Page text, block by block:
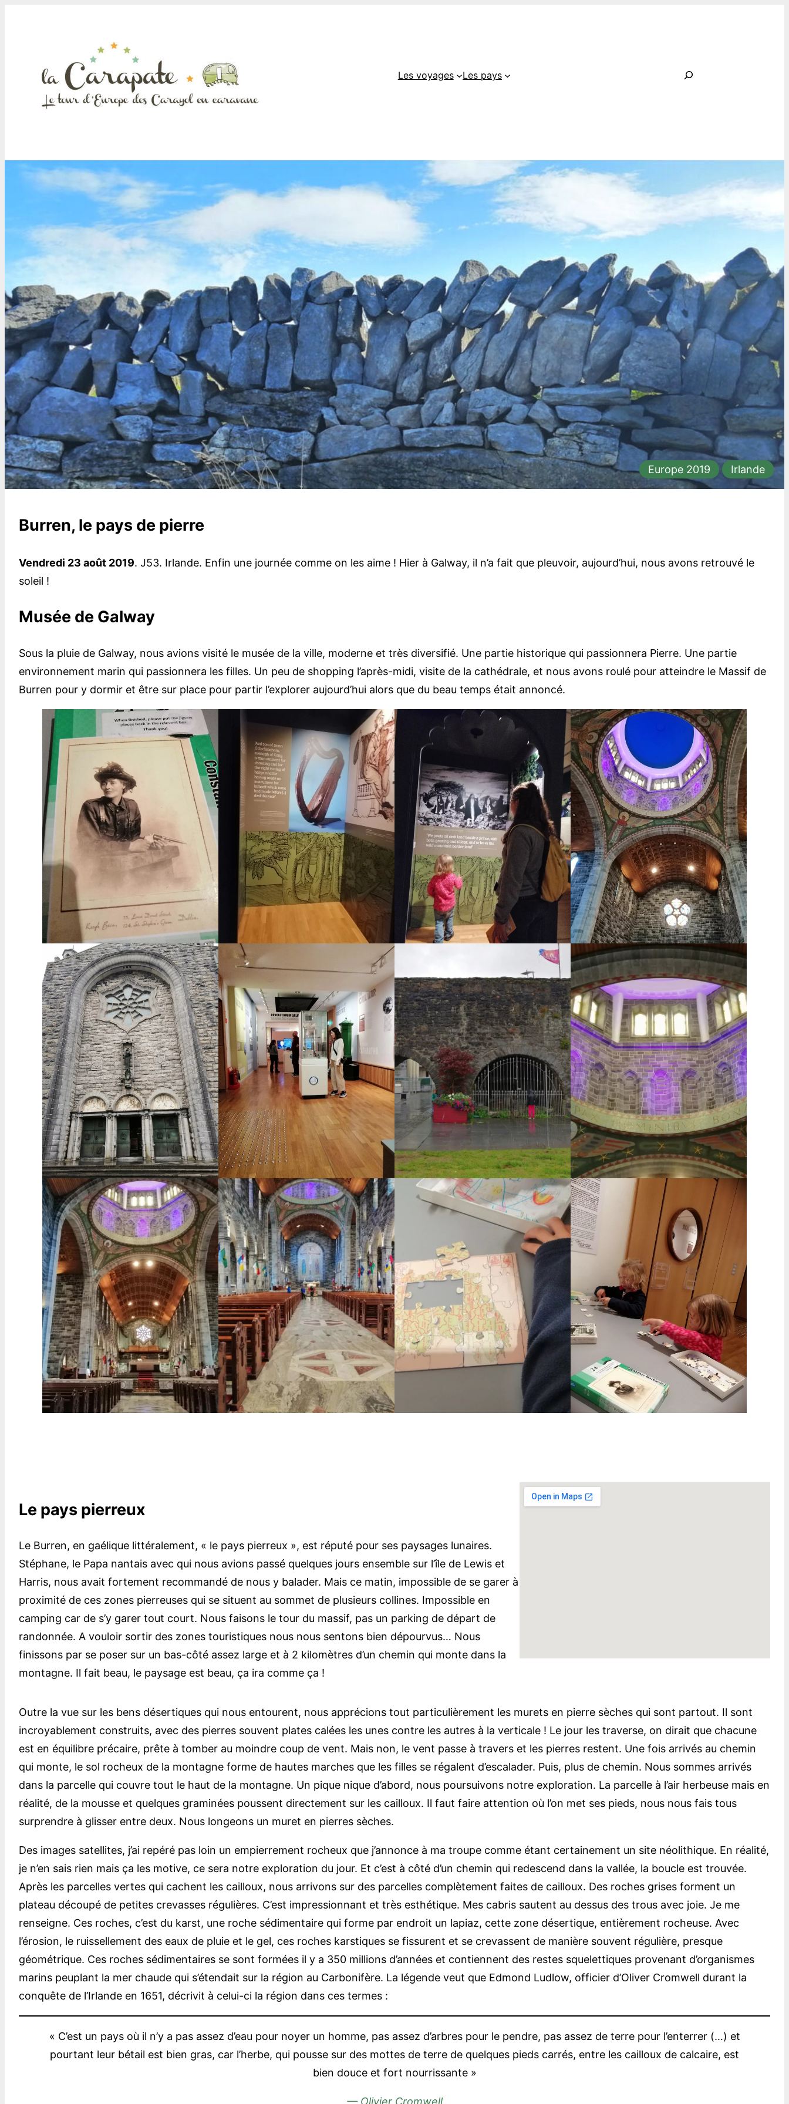
Les voyages Les pays
Europe 2019 Irlande
Burren, le pays de pierre
Vendredi 23 août 2019. J53. Irlande. Enfin une journée comme on les aime ! Hier à Galway, il n’a fait que pleuvoir, aujourd’hui, nous avons retrouvé le
soleil !
Musée de Galway
Sous la pluie de Galway, nous avions visité le musée de la ville, moderne et très diversifié. Une partie historique qui passionnera Pierre. Une partie
environnement marin qui passionnera les filles. Un peu de shopping l’après-midi, visite de la cathédrale, et nous avons roulé pour atteindre le Massif de
Burren pour y dormir et être sur place pour partir l’explorer aujourd’hui alors que du beau temps était annoncé.
Le pays pierreux
Le Burren, en gaélique littéralement, « le pays pierreux », est réputé pour ses paysages lunaires.
Stéphane, le Papa nantais avec qui nous avions passé quelques jours ensemble sur l’île de Lewis et
Harris, nous avait fortement recommandé de nous y balader. Mais ce matin, impossible de se garer à
proximité de ces zones pierreuses qui se situent au sommet de plusieurs collines. Impossible en
camping car de s’y garer tout court. Nous faisons le tour du massif, pas un parking de départ de
randonnée. A vouloir sortir des zones touristiques nous nous sentons bien dépourvus… Nous
finissons par se poser sur un bas-côté assez large et à 2 kilomètres d’un chemin qui monte dans la
montagne. Il fait beau, le paysage est beau, ça ira comme ça !
Outre la vue sur les bens désertiques qui nous entourent, nous apprécions tout particulièrement les murets en pierre sèches qui sont partout. Il sont
incroyablement construits, avec des pierres souvent plates calées les unes contre les autres à la verticale ! Le jour les traverse, on dirait que chacune
est en équilibre précaire, prête à tomber au moindre coup de vent. Mais non, le vent passe à travers et les pierres restent. Une fois arrivés au chemin
qui monte, le sol rocheux de la montagne forme de hautes marches que les filles se régalent d’escalader. Puis, plus de chemin. Nous sommes arrivés
dans la parcelle qui couvre tout le haut de la montagne. Un pique nique d’abord, nous poursuivons notre exploration. La parcelle à l’air herbeuse mais en
réalité, de la mousse et quelques graminées poussent directement sur les cailloux. Il faut faire attention où l’on met ses pieds, nous nous fais tous
surprendre à glisser entre deux. Nous longeons un muret en pierres sèches.
Des images satellites, j’ai repéré pas loin un empierrement rocheux que j’annonce à ma troupe comme étant certainement un site néolithique. En réalité,
je n’en sais rien mais ça les motive, ce sera notre exploration du jour. Et c’est à côté d’un chemin qui redescend dans la vallée, la boucle est trouvée.
Après les parcelles vertes qui cachent les cailloux, nous arrivons sur des parcelles complètement faites de cailloux. Des roches grises forment un
plateau découpé de petites crevasses régulières. C’est impressionnant et très esthétique. Mes cabris sautent au dessus des trous avec joie. Je me
renseigne. Ces roches, c’est du karst, une roche sédimentaire qui forme par endroit un lapiaz, cette zone désertique, entièrement rocheuse. Avec
l’érosion, le ruissellement des eaux de pluie et le gel, ces roches karstiques se fissurent et se crevassent de manière souvent régulière, presque
géométrique. Ces roches sédimentaires se sont formées il y a 350 millions d’années et contiennent des restes squelettiques provenant d’organismes
marins peuplant la mer chaude qui s’étendait sur la région au Carbonifère. La légende veut que Edmond Ludlow, officier d’Oliver Cromwell durant la
conquête de l’Irlande en 1651, décrivit à celui-ci la région dans ces termes :
« C’est un pays où il n’y a pas assez d’eau pour noyer un homme, pas assez d’arbres pour le pendre, pas assez de terre pour l’enterrer (…) et
pourtant leur bétail est bien gras, car l’herbe, qui pousse sur des mottes de terre de quelques pieds carrés, entre les cailloux de calcaire, est
bien douce et fort nourrissante »
— Olivier Cromwell